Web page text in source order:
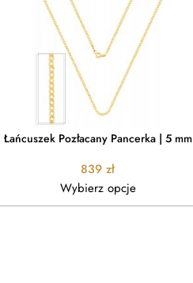
Łańcuszek Pozłacany Pancerka | 5 mm
839 zł
Wybierz opcje